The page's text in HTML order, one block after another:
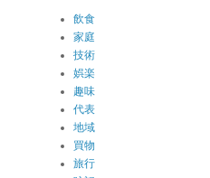
飲食
家庭
技術
娯楽
趣味
代表
地域
買物
旅行